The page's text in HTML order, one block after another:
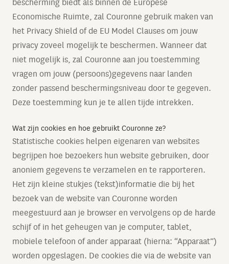
bescherming biedt als binnen de Europese
Economische Ruimte, zal Couronne gebruik maken van
het Privacy Shield of de EU Model Clauses om jouw
privacy zoveel mogelijk te beschermen. Wanneer dat
niet mogelijk is, zal Couronne aan jou toestemming
vragen om jouw (persoons)gegevens naar landen
zonder passend beschermingsniveau door te gegeven.
Deze toestemming kun je te allen tijde intrekken.
Wat zijn cookies en hoe gebruikt Couronne ze?
Statistische cookies helpen eigenaren van websites
begrijpen hoe bezoekers hun website gebruiken, door
anoniem gegevens te verzamelen en te rapporteren.
Het zijn kleine stukjes (tekst)informatie die bij het
bezoek van de website van Couronne worden
meegestuurd aan je browser en vervolgens op de harde
schijf of in het geheugen van je computer, tablet,
mobiele telefoon of ander apparaat (hierna: “Apparaat”)
worden opgeslagen. De cookies die via de website van